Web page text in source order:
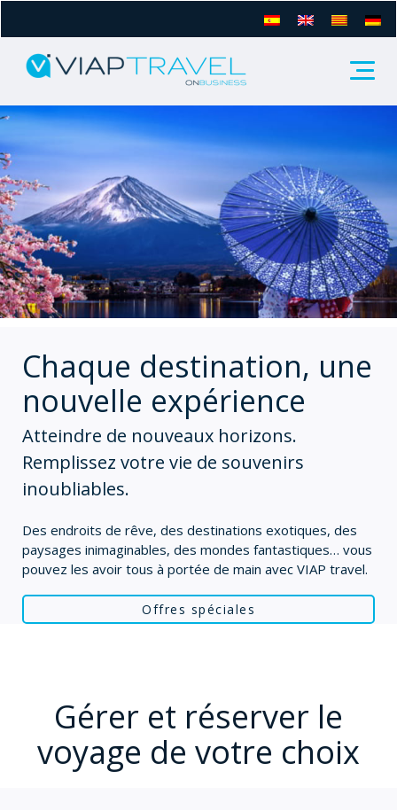
Chaque destination, une
nouvelle expérience
Atteindre de nouveaux horizons.
Remplissez votre vie de souvenirs
inoubliables.
Des endroits de rêve, des destinations exotiques, des
paysages inimaginables, des mondes fantastiques… vous
pouvez les avoir tous à portée de main avec VIAP travel.
Offres spéciales
Gérer et réserver le
voyage de votre choix